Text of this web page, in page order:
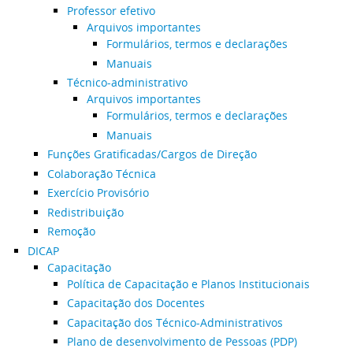
Professor efetivo
Arquivos importantes
Formulários, termos e declarações
Manuais
Técnico-administrativo
Arquivos importantes
Formulários, termos e declarações
Manuais
Funções Gratificadas/Cargos de Direção
Colaboração Técnica
Exercício Provisório
Redistribuição
Remoção
DICAP
Capacitação
Política de Capacitação e Planos Institucionais
Capacitação dos Docentes
Capacitação dos Técnico-Administrativos
Plano de desenvolvimento de Pessoas (PDP)